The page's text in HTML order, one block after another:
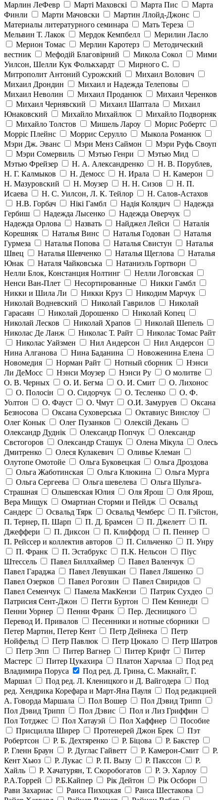
Марлин ЛеФевр
Марті Маховскі Марта Пис
Марта
Финли
Марти Мачовски
Мартин Ллойд-Джонс
Материалы литературного семинара
Мать Тереза
Мельвин Т. Лакок
Мердок Кемпбелл
Мерилин Ласло
Мерион Томас
Мерлин Каротерз
Методический
вестник
Мефодій Благовірний Микола Сокол
Мими
Уилсон, Шелли Кук Фолькхардт
Мирного С.
Митрополит Антоний Сурожский
Михаил Волович
Михаил Дрондин
Михаил и Надежда Телеповы
Михаил Неволин
Михаил Проданюк
Михаил Черенков
Михаил Чернявский
Михаил Шаптала
Михаил
Юнаковский
Михайло Михайлюк
Михайло Подворняк
Михайло Толстов
Мишель Лароу
Морис Робертс
Морріс Плейнс
Моррис Серулло
Мыкола Романюк
Мэри Дж. Эванс
Мэри Менз Саймон
Мэри Руфь Своуп
Мэри Сомервиль
Мэтью Генри
Мэтью Мид
Мэтью Фрейзер
Н. А. Александренко
Н. В. Порублев,
Н. Г. Калмыков
Н. Демосс Н. Ирала
Н. Камерон
Н. Мазуровский
Н. Моузер Н. Н. Сизов
Н. П.
Исаева
Н. С. Уилсон, Л. К. Тейлор
Н. Салов-Астахов
Н.В. Горбач
Нікі Гамбл Надія Колядич
Надежда
Гербиш
Надежда Лысенко
Надежда Оверчук
Надежда Орлова
Назвать Найджел Лейси
Наталія
Корешняк
Наталья Винс Наталья Годован
Наталья
Гурмеза
Наталья Попова Наталья Свистун
Наталья
Швец
Наталья Шевченко Наталья Щеглова
Наталья
Юнак
Наталя Чайковська
Натаниэль Гортворн
Нелли Блок, Констанция Нолтинг
Нелли Логовская
Ненси Ван-Плет
Несортированные
Никки Гамбл
Никки и Шила Ли
Никки Круз
Никодим Марчук
Николай Водневский
Николай Гаврилов
Николай
Гарасаян
Николай Дорошенко
Николай Копец
Николай Лесков
Николай Храпов
Николай Шепель
Николас Де Ланж
Николас Т. Райт
Николас Томас Райт
Николас Уайзмен
Нил Андерсон
Нил Андерсон
Нина Алганова
Нина Баданина
Новоженина Елена
Новомедия
Норман Райт Нотный сборник
Нэнси
Ли ДеМосс
Нэнси Моузер Нэнси Ру
О молитве
О. В. Черных
О. И. Бегма О. И. Смит
О. Лихонос
О. Полосін
О. Сидорчук О. Тесленко
О. Ф.
Уолтон
О. Фауст О. Чмут О.И. Замуруев
Оксана
Безносова
Оксана Суховерська
Октавиус Винслоу
Олег Конык
Олег Пузанков
Олексій Декань
Олександр Дуднік
Олександр Попчук
Олександр
Свєтогоров
Олександр Сташук Олена Мікула
Олесь
Дмитренко
Олеся Кулакевич
Оливье Клеман
Олутопе Омотойе
Ольга Буковецкая
Ольга Дроздова
Ольга Жаботинская
Ольга Клюкина
Ольга Мурга
Ольга Сергеева
Ольга шевелева
Ольга Шульга-
Страшная
Ольшевская Юлия Оля Ярош
Оля Ярош,
Вера Мищук
Омартиан Сторми и Пейдж
Освальд
Сандерс
Освальд Тярк Освальд Чемберс
П. Гэйстон,
П. Тернер, П. Шарп
П. Д. Брамсен П. Джелетт
П.
Джеффери
П. Диксон П. Клиффорд
П. Пеннер
П. Рейссер и коллектив авторов
П. Сильченко
П. Унру
П. Франк
П. Эстабрукс П.К. Нельсон
Піус
Штессель
Павел Биллхаймер
Павел Валенчук
Павел Гараджа
Павел Левушкан
Павел Ляшенко
Павел Озерков
Павел Рогозин
Павел Свиридов
Павел Семенчук
Памела МакКензи
Патрик Сухдео
Патрисия Сент-Джон
Пегги Буртон
Пем Кеннеди
Пенни Уорнер
Пенни Франк
Пер. Десницкого
Перевод И. Привалов
Песенники и нотные сборники
Петер Мартин, Петер Кент
Петр Дейнека
Петр
Нойфельд
Петр Павлюк Петр Цюкало
Петр Шатров
Петр Эпп
Питер Вагнер Питер Крифт
Питер
Мастерс
Питер Цукахира Платон Харчлаа
Под ред
Владимира Поруса
Под ред. Д. Грина, С. Макнайт, Г.
Маршал
Под ред. Л. Кленицкого и Д. Вайгодера
Под
ред. Хендрика Корефара и Март-Яна Пауля
Под редакцией
А. Говорда Маршала
Пол Вошер
Пол Дэвид Трипп
Пол Дэвид Трипп
Пол Дэвис
Пол и Лиз Гриффин
Пол Тотджес
Пол Хатауэй Пол Хаффнер
Пособие
Присцилла Ширер
Протеиерей Джон Брек
Пэт
Робертсон
Р. Б. Дехтяренко Р. Біцова
Р. Бакстер
Р. Гленн Браун
Р. Дуглас Гайветт Р. Камерон-Смит
Р.
Кент Хьюз
Р. Лукас Р. П. Вызу Р. Пакссон
Р.
Хайль
Р. Хачатурян, Т. Скоробогатов
Р. Э. Харлоу
Р.А.Торрей
Р.Б.Кайпер Рік Дейтон
Рік Осборн
Рави Захариас
Раиса Пихоцкая
Раиса Шестакова